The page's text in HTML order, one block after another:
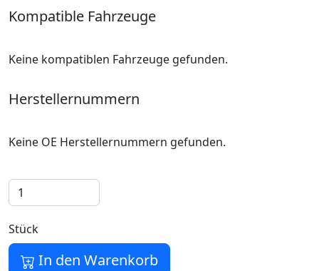
Kompatible Fahrzeuge
Keine kompatiblen Fahrzeuge gefunden.
Herstellernummern
Keine OE Herstellernummern gefunden.
Stück
In den Warenkorb